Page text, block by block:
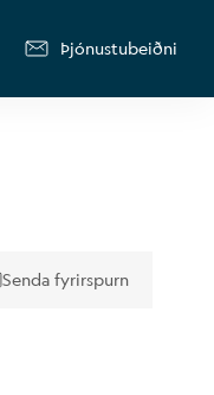
Þjónustubeiðni
Senda fyrirspurn